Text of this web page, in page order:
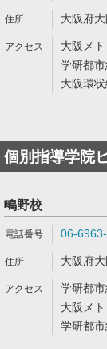
大阪府
大阪メ
学研都
大阪環
個別指導学院
鴫野校
06-
大阪府
学研都
大阪メ
学研都